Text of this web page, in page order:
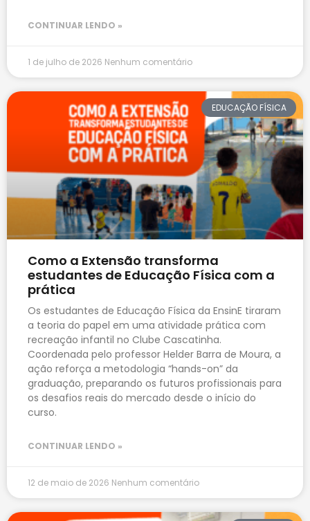
CONTINUAR LENDO »
1 de julho de 2026 Nenhum comentário
EDUCAÇÃO FÍSICA
Como a Extensão transforma
estudantes de Educação Física com a
prática
Os estudantes de Educação Física da EnsinE tiraram
a teoria do papel em uma atividade prática com
recreação infantil no Clube Cascatinha.
Coordenada pelo professor Helder Barra de Moura, a
ação reforça a metodologia “hands-on” da
graduação, preparando os futuros profissionais para
os desafios reais do mercado desde o início do
curso.
CONTINUAR LENDO »
12 de maio de 2026 Nenhum comentário